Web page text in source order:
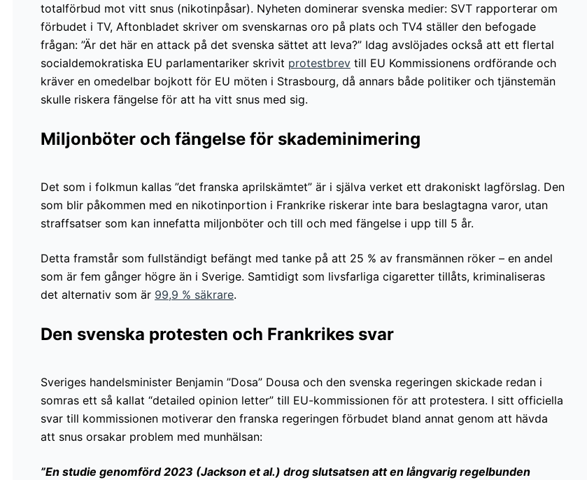
totalförbud mot vitt snus (nikotinpåsar). Nyheten dominerar svenska medier: SVT rapporterar om
förbudet i TV, Aftonbladet skriver om svenskarnas oro på plats och TV4 ställer den befogade
frågan: ”Är det här en attack på det svenska sättet att leva?” Idag avslöjades också att ett flertal
socialdemokratiska EU parlamentariker skrivit protestbrev till EU Kommissionens ordförande och
kräver en omedelbar bojkott för EU möten i Strasbourg, då annars både politiker och tjänstemän
skulle riskera fängelse för att ha vitt snus med sig.
Miljonböter och fängelse för skademinimering
Det som i folkmun kallas ”det franska aprilskämtet” är i själva verket ett drakoniskt lagförslag. Den
som blir påkommen med en nikotinportion i Frankrike riskerar inte bara beslagtagna varor, utan
straffsatser som kan innefatta miljonböter och till och med fängelse i upp till 5 år.
Detta framstår som fullständigt befängt med tanke på att 25 % av fransmännen röker – en andel
som är fem gånger högre än i Sverige. Samtidigt som livsfarliga cigaretter tillåts, kriminaliseras
det alternativ som är 99,9 % säkrare.
Den svenska protesten och Frankrikes svar
Sveriges handelsminister Benjamin ”Dosa” Dousa och den svenska regeringen skickade redan i
somras ett så kallat “detailed opinion letter” till EU-kommissionen för att protestera. I sitt officiella
svar till kommissionen motiverar den franska regeringen förbudet bland annat genom att hävda
att snus orsakar problem med munhälsan:
”En studie genomförd 2023 (Jackson et al.) drog slutsatsen att en långvarig regelbunden